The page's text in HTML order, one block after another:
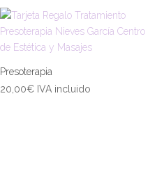
Presoterapia
20,00€ IVA incluido